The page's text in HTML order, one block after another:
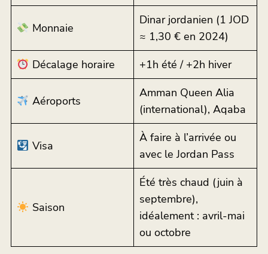
Monnaie
Dinar jordanien (1 JOD
≈ 1,30 € en 2024)
Décalage horaire
+1h été / +2h hiver
Aéroports
Amman Queen Alia
(international), Aqaba
Visa
À faire à l’arrivée ou
avec le Jordan Pass
Saison
Été très chaud (juin à
septembre),
idéalement : avril-mai
ou octobre